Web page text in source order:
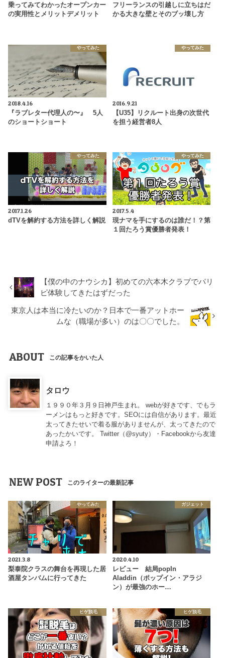
乗ってみてわかったオープンカー
の実用性とメリットデメリット
フリーランスの引越しに立ちはだ
かる大きな壁とそのブッ壊し方
やってみた
2018.4.16
『ラブレター代理人の〜』 5人
のショートショート
やってみた
2016.9.21
【U35】リクルート出身の次世代
を担う経営者8人
やってみた
2017.1.26
dTVを解約する方法を詳しく解説
やってみた
2017.5.4
現ナマを手にするのは誰だ！？第
１回たろう賞優勝者発表！
【僕の中のナウシカ】初めての六本木クラブでパリ
ピ体験してきたはずだった
東京人は本当に冷たいのか？日本で一番アットホー
ムな（職場が多い）のは〇〇でした。
ABOUT この記事をかいた人
タロウ
１９９０年３月９日神戸生まれ。 webが好きです、でもラ
ーメンはもっと好きです。SEOには自信があります。最近
太ってきたせいで着る服がありませんが、太ってきたので
あったかいです。 Twitter（ @syuty）・Facebookから友達
申請よろ！
NEW POST このライターの最新記事
やってみた
2021.3.8
梨泰院クラスの舞台を再現した居
酒屋タンバムに行ってきた
ガジェット
2020.4.10
レビュー 結局popIn
Aladdin（ポップイン・アラジ
ン）が最強のホー…
ヒゲ脱毛 ヒゲ脱毛